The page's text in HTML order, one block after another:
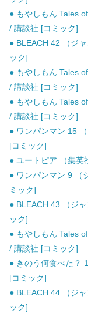
● もやしもん Tales
/ 講談社 [コミック]
● BLEACH 42 （ジ
ック]
● もやしもん Tales
/ 講談社 [コミック]
● もやしもん Tales
/ 講談社 [コミック]
● ワンパンマン 15
[コミック]
● ユートピア （集英
● ワンパンマン 9 （
ミック]
● BLEACH 43 （ジ
ック]
● もやしもん Tales
/ 講談社 [コミック]
● きのう何食べた？
[コミック]
● BLEACH 44 （ジ
ック]